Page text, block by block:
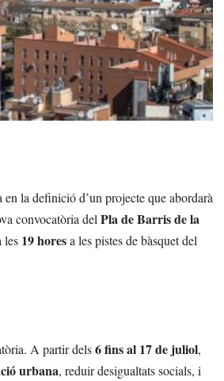
la definició d’un projecte que abordarà
convocatòria delPla de Barris de la
les 19 horesa les pistes de bàsquet del
A partir dels6 fins al 17 de juliol,
urbana, reduir desigualtats socials, i